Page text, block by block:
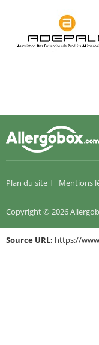
Plan du site Mentions
Copyright © 2026
Source URL: https://